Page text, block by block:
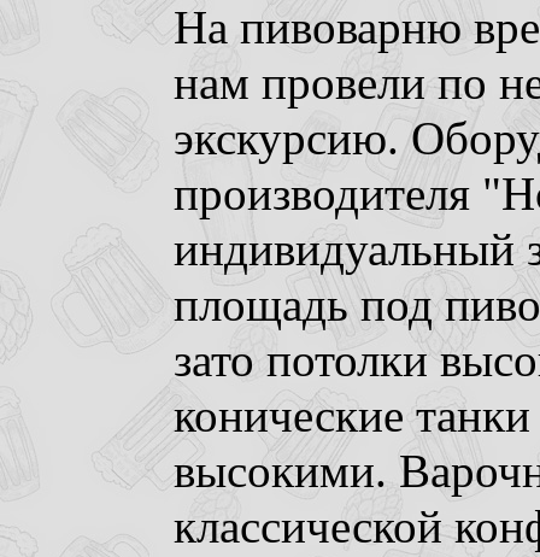
На пивоварню
нам провели по
экскурсию.
производителя
индивидуальный
площадь под
зато потолки
конические
высокими.
классической